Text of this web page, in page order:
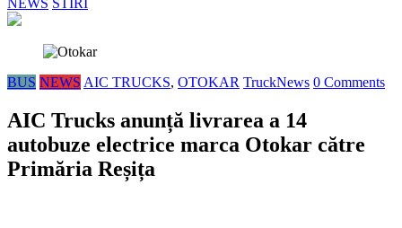
NEWS STIRI
BUS NEWS AIC TRUCKS, OTOKAR TruckNews 0 Comments
AIC Trucks anunță livrarea a 14
autobuze electrice marca Otokar către
Primăria Reșița